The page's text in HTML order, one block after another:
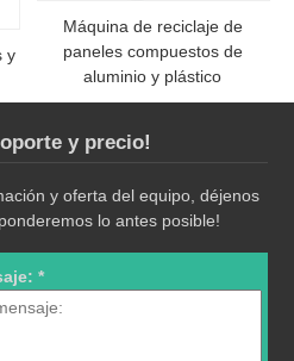
y
Máquina de reciclaje de
paneles compuestos de
aluminio y plástico
y precio!
y oferta del equipo, déjenos
lo antes posible!
*